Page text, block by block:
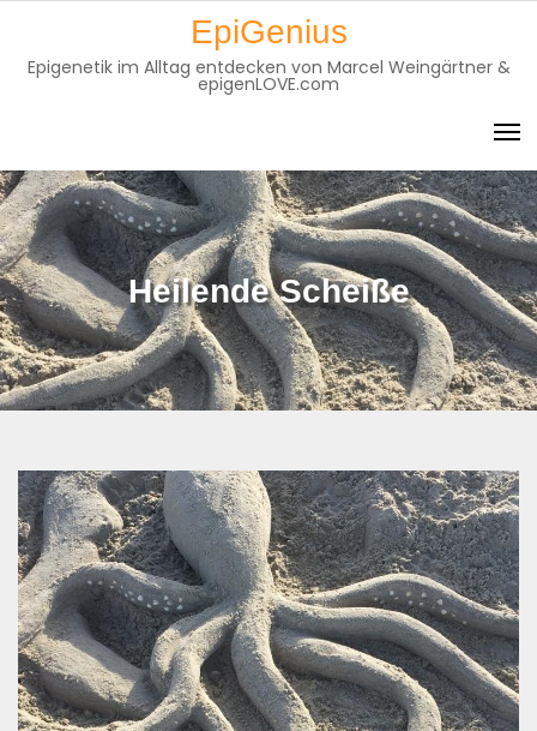
content
EpiGenius
Epigenetik im Alltag entdecken von Marcel Weingärtner &
epigenLOVE.com
Heilende Scheiße